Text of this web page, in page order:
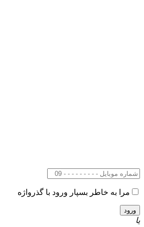
مرا به خاطر بسپار ورود با گذرواژه
یا